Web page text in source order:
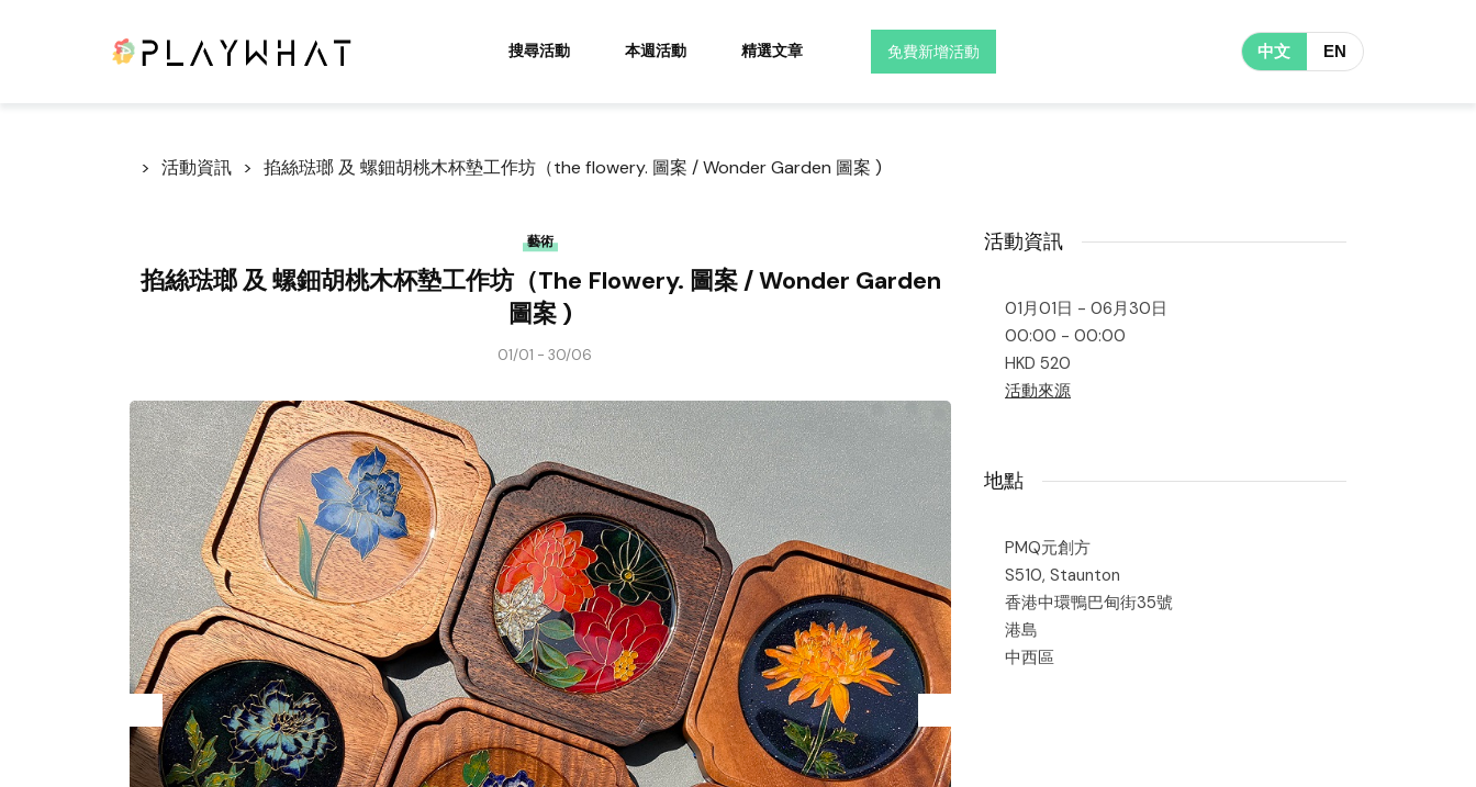
搜尋活動 本週活動 精選文章 免費新增活動 中文 EN
活動資訊 掐絲琺瑯 及 螺鈿胡桃木杯墊工作坊（the flowery. 圖案 / Wonder Garden 圖案 )
藝術
掐絲琺瑯 及 螺鈿胡桃木杯墊工作坊（the Flowery. 圖案 / Wonder Garden
圖案 )
01/01 - 30/06
活動資訊
01月01日 - 06月30日
00:00 - 00:00
HKD 520
活動來源
地點
PMQ元創方
S510, Staunton
香港中環鴨巴甸街35號
港島
中西區